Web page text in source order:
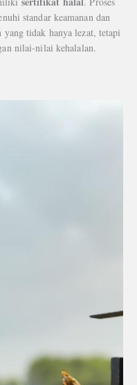
standar keamanan dan
yang tidak hanya lezat, tetapi
nilai-nilai kehalalan.